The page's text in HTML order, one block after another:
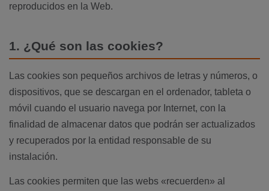
reproducidos en la Web.
1. ¿Qué son las cookies?
Las cookies son pequeños archivos de letras y números, o
dispositivos, que se descargan en el ordenador, tableta o
móvil cuando el usuario navega por Internet, con la
finalidad de almacenar datos que podrán ser actualizados
y recuperados por la entidad responsable de su
instalación.
Las cookies permiten que las webs «recuerden» al